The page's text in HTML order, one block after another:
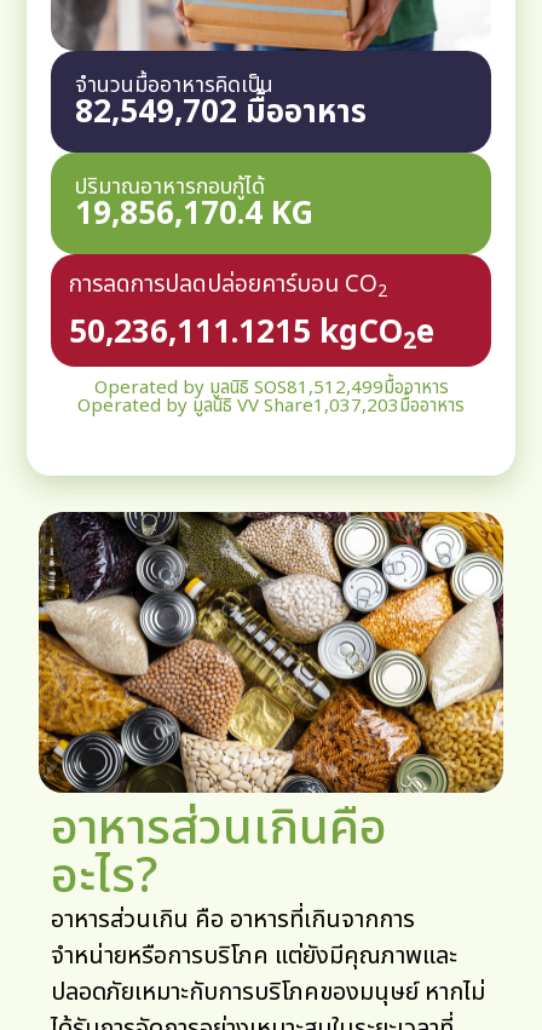
จำนวนมื้ออาหารคิดเป็น
82,549,702 มื้ออาหาร
ปริมาณอาหารกอบกู้ได้
19,856,170.4 KG
การลดการปลดปล่อยคาร์บอน CO2
50,236,111.1215 kgCO2e
Operated by มูลนิธิ SOS81,512,499มื้ออาหาร
Operated by มูลนิธิ VV Share1,037,203มื้ออาหาร
อาหารส่วนเกินคือ
อะไร?
อาหารส่วนเกิน คือ อาหารที่เกินจากการ
จำหน่ายหรือการบริโภค แต่ยังมีคุณภาพและ
ปลอดภัยเหมาะกับการบริโภคของมนุษย์ หากไม่